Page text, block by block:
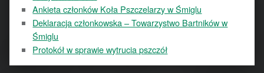
Ankieta członków Koła Pszczelarzy w Śmiglu
Deklaracja członkowska – Towarzystwo Bartników w
Śmiglu
Protokół w sprawie wytrucia pszczół